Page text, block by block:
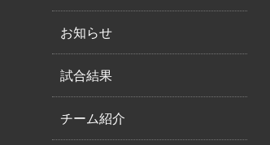
お知らせ
試合結果
チーム紹介